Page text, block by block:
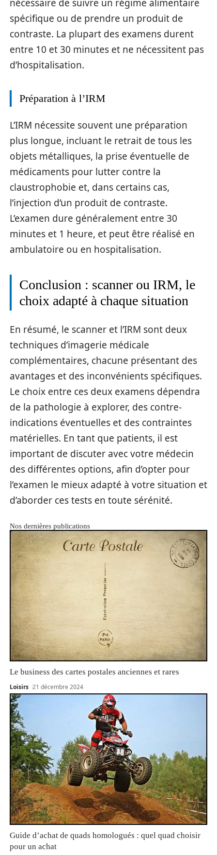
nécessaire de suivre un régime alimentaire
spécifique ou de prendre un produit de
contraste. La plupart des examens durent
entre 10 et 30 minutes et ne nécessitent pas
d’hospitalisation.
Préparation à l’IRM
L’IRM nécessite souvent une préparation
plus longue, incluant le retrait de tous les
objets métalliques, la prise éventuelle de
médicaments pour lutter contre la
claustrophobie et, dans certains cas,
l’injection d’un produit de contraste.
L’examen dure généralement entre 30
minutes et 1 heure, et peut être réalisé en
ambulatoire ou en hospitalisation.
Conclusion : scanner ou IRM, le
choix adapté à chaque situation
En résumé, le scanner et l’IRM sont deux
techniques d’imagerie médicale
complémentaires, chacune présentant des
avantages et des inconvénients spécifiques.
Le choix entre ces deux examens dépendra
de la pathologie à explorer, des contre-
indications éventuelles et des contraintes
matérielles. En tant que patients, il est
important de discuter avec votre médecin
des différentes options, afin d’opter pour
l’examen le mieux adapté à votre situation et
d’aborder ces tests en toute sérénité.
Nos dernières publications
Le business des cartes postales anciennes et rares
Loisirs 21 décembre 2024
Guide d’achat de quads homologués : quel quad choisir
pour un achat